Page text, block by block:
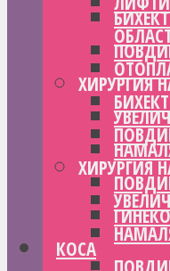
ХИРУРГИЯ
КОСА
ХИРУРГИЯ